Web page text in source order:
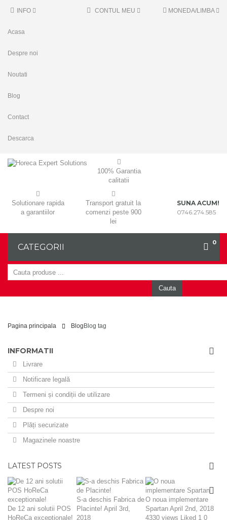
INFO
Acasa
Despre noi
Noutati
Blog
Contact
Descarca
MONEDA/LIMBA
CONTUL MEU
100% Garantia
calitatii
Solutionare rapida
a garantiilor
Transport gratuit la
comenzi peste 900
lei
SUNA ACUM!
0746.274.585
CATEGORII
Cauta
0
Pagina principala Blog Blog tag
INFORMATII
Livrare
Notificare legală
Termeni și condiții de utilizare
Despre noi
Plăți securizate
Magazinele noastre
LATEST POSTS
De 12 ani solutii POS
HoReCa exceptionale!
S-a deschis Fabrica de
Placinte! April 3rd,
2018
O noua implementare
Spartan April 2nd, 2018
4330 views Liked 1 0